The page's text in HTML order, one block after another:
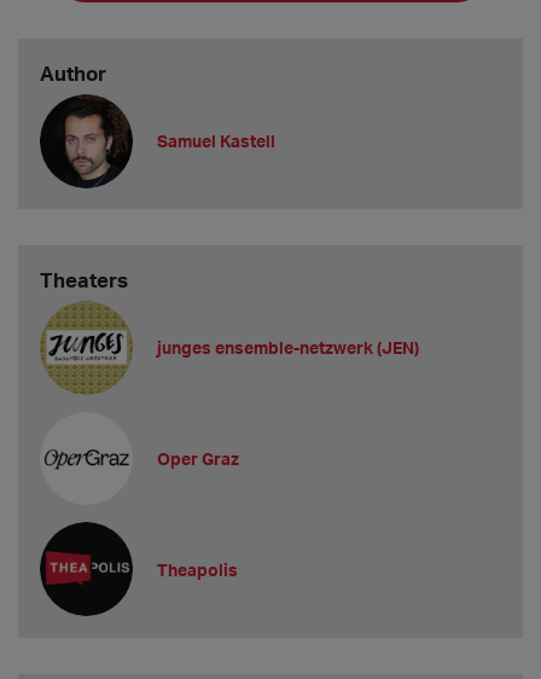
zusammengefasst:
Hat sich seit dem
für Berufsanfänger*innen geändert?
Die aktuelle Mindestgage liegt bei 2.022,17€. 14x im Jahr. Sie
Author
Samuel Kastell
Theaters
junges ensemble-netzwerk (JEN)
Oper Graz
Theapolis